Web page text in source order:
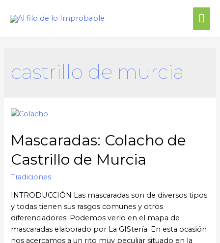
castrillo de murcia
Mascaradas: Colacho de
Castrillo de Murcia
Tradiciones
INTRODUCCIÓN Las mascaradas son de diversos tipos
y todas tienen sus rasgos comunes y otros
diferenciadores. Podemos verlo en el mapa de
mascaradas elaborado por La GIStería. En esta ocasión
nos acercamos a un rito muy peculiar situado en la